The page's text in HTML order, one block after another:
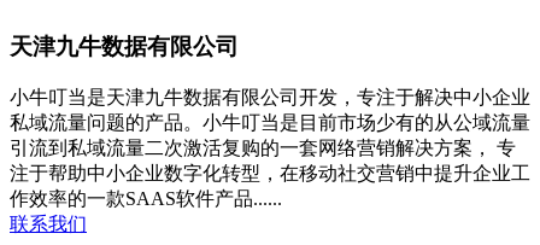
天津九牛数据有限公司
小牛叮当是天津九牛数据有限公司开发，专注于解决中小企业
私域流量问题的产品。小牛叮当是目前市场少有的从公域流量
引流到私域流量二次激活复购的一套网络营销解决方案， 专
注于帮助中小企业数字化转型，在移动社交营销中提升企业工
作效率的一款SAAS软件产品......
联系我们